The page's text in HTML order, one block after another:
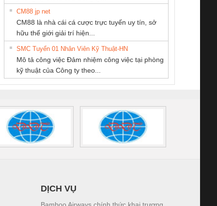
sát chuỗi
tấm pin
16I+
(2502520000)
Bộ chỉnh lưu nguồn
điện TRANSCLINIC
BKE 1K5.4
(7791400879)2. Giá
Nẹp nhôm chống
trơn Đà Nẵng
TY TNHH
DV DAI DONG
KINH DOANH
DỊCH VỤ XNK
PHƯƠNG NAM
THIẾT BỊ CÔNG
NAM
CM88 jp net
CM88 là nhà cái cá cược trực tuyến uy tín, sở
hữu thế giới giải trí hiện...
SMC Tuyển 01 Nhân Viên Kỹ Thuật-HN
Mô tả công việc Đảm nhiệm công việc tại phòng
kỹ thuật của Công ty theo...
DỊCH VỤ
Bamboo Airways chính thức khai trương